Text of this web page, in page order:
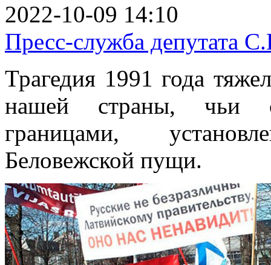
2022-10-09 14:10
Пресс-служба депутата
Трагедия 1991 года
нашей страны, чьи
границами,
Беловежской пущи.